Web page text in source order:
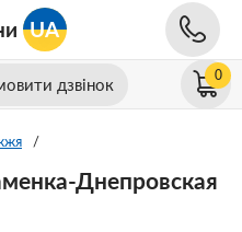
UA
дзвінок 0
/
Днепровская